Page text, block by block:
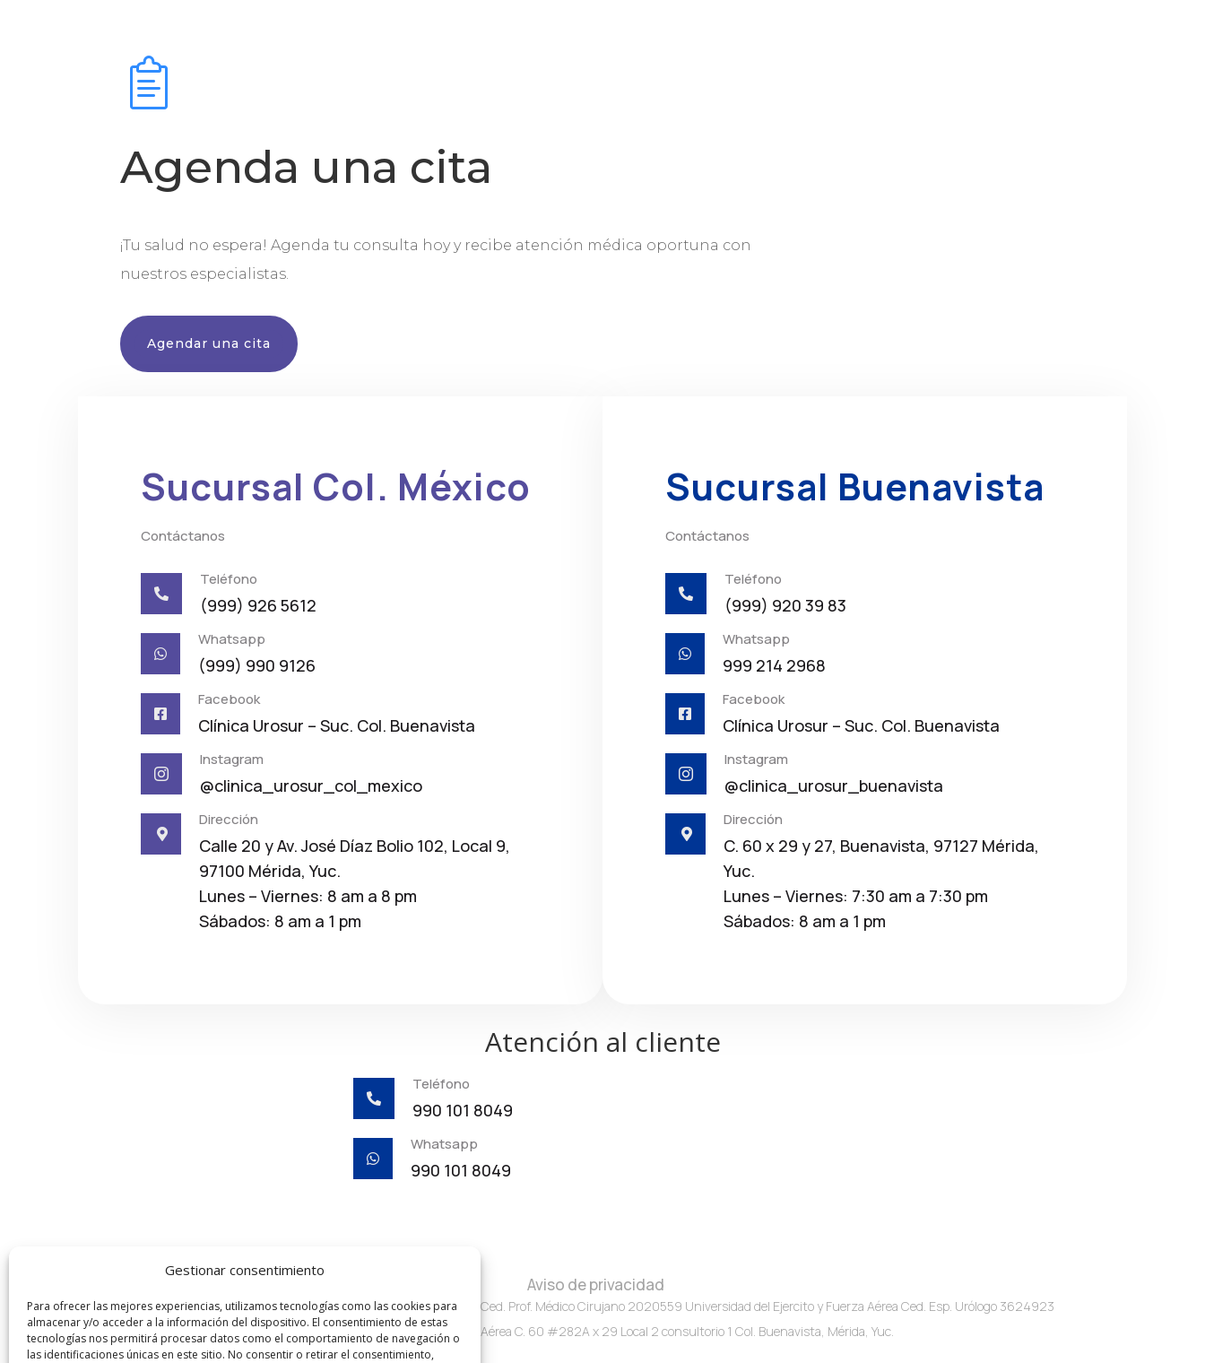
Gestionar consentimiento
Para ofrecer las mejores experiencias, utilizamos tecnologías como las cookies para
almacenar y/o acceder a la información del dispositivo. El consentimiento de estas
tecnologías nos permitirá procesar datos como el comportamiento de navegación o
las identificaciones únicas en este sitio. No consentir o retirar el consentimiento,
Agenda una cita
¡Tu salud no espera! Agenda tu consulta hoy y recibe atención médica oportuna con
nuestros especialistas.
Agendar una cita
Sucursal Col. México
Contáctanos

Teléfono
(999) 926 5612

Whatsapp
(999) 990 9126

Facebook
Clínica Urosur – Suc. Col. Buenavista

Instagram
@clinica_urosur_col_mexico

Dirección
Calle 20 y Av. José Díaz Bolio 102, Local 9,
97100 Mérida, Yuc.
Lunes – Viernes: 8 am a 8 pm
Sábados: 8 am a 1 pm
Sucursal Buenavista
Contáctanos

Teléfono
(999) 920 39 83

Whatsapp
999 214 2968

Facebook
Clínica Urosur – Suc. Col. Buenavista

Instagram
@clinica_urosur_buenavista

Dirección
C. 60 x 29 y 27, Buenavista, 97127 Mérida,
Yuc.
Lunes – Viernes: 7:30 am a 7:30 pm
Sábados: 8 am a 1 pm
Atención al cliente

Teléfono
990 101 8049

Whatsapp
990 101 8049
Aviso de privacidad
José Rubén Hernández Melo COFEPRIS 2431012002A00363 Ced. Prof. Médico Cirujano 2020559 Universidad del Ejercito y Fuerza Aérea Ced. Esp. Urólogo 3624923
Universidad del Ejercito y Fuerza Aérea C. 60 #282A x 29 Local 2 consultorio 1 Col. Buenavista, Mérida, Yuc.